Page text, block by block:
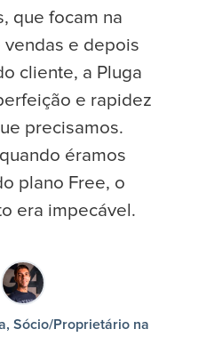
que focam na
vendas e depois
cliente, a Pluga
e rapidez
precisamos.
éramos
plano Free, o
era impecável.
Sócio/Proprietário na